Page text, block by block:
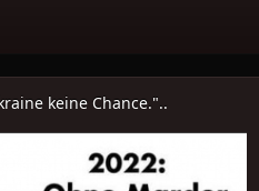
keine Chance."..